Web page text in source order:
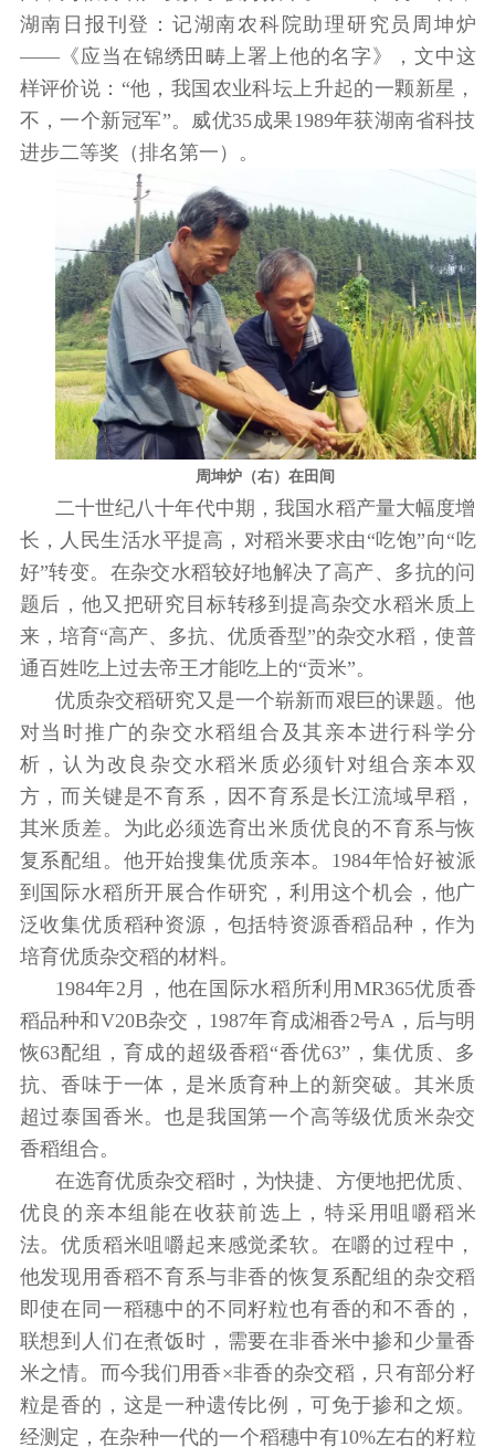
湖南日报刊登：记湖南农科院助理研究员周坤炉
——《应当在锦绣田畴上署上他的名字》，文中这
样评价说：“他，我国农业科坛上升起的一颗新星，
不，一个新冠军”。威优35成果1989年获湖南省科技
进步二等奖（排名第一）。
周坤炉（右）在田间
二十世纪八十年代中期，我国水稻产量大幅度增
长，人民生活水平提高，对稻米要求由“吃饱”向“吃
好”转变。在杂交水稻较好地解决了高产、多抗的问
题后，他又把研究目标转移到提高杂交水稻米质上
来，培育“高产、多抗、优质香型”的杂交水稻，使普
通百姓吃上过去帝王才能吃上的“贡米”。
优质杂交稻研究又是一个崭新而艰巨的课题。他
对当时推广的杂交水稻组合及其亲本进行科学分
析，认为改良杂交水稻米质必须针对组合亲本双
方，而关键是不育系，因不育系是长江流域早稻，
其米质差。为此必须选育出米质优良的不育系与恢
复系配组。他开始搜集优质亲本。1984年恰好被派
到国际水稻所开展合作研究，利用这个机会，他广
泛收集优质稻种资源，包括特资源香稻品种，作为
培育优质杂交稻的材料。
1984年2月，他在国际水稻所利用MR365优质香
稻品种和V20B杂交，1987年育成湘香2号A，后与明
恢63配组，育成的超级香稻“香优63”，集优质、多
抗、香味于一体，是米质育种上的新突破。其米质
超过泰国香米。也是我国第一个高等级优质米杂交
香稻组合。
在选育优质杂交稻时，为快捷、方便地把优质、
优良的亲本组能在收获前选上，特采用咀嚼稻米
法。优质稻米咀嚼起来感觉柔软。在嚼的过程中，
他发现用香稻不育系与非香的恢复系配组的杂交稻
即使在同一稻穗中的不同籽粒也有香的和不香的，
联想到人们在煮饭时，需要在非香米中掺和少量香
米之情。而今我们用香×非香的杂交稻，只有部分籽
粒是香的，这是一种遗传比例，可免于掺和之烦。
经测定，在杂种一代的一个稻穗中有10%左右的籽粒